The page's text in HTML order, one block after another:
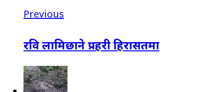
Previous
रवि लामिछाने प्रहरी हिरासतमा